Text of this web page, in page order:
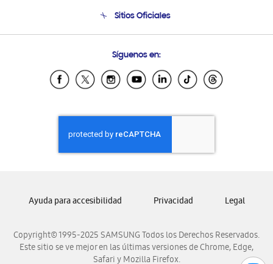
Condiciones de Compra
Soporte vía eMail
Sitios Oficiales
Samsung Ecuador
Samsung El Salvador
Samsung Honduras
Samsung Nicaragua
Samsung Panamá
Samsung Venezuela
Síguenos en:
Copyright© 1995-2025 SAMSUNG Todos los Derechos Reservados.
Este sitio se ve mejor en las últimas versiones de Chrome, Edge,
Safari y Mozilla Firefox.
Ayuda para accesibilidad Privacidad Legal